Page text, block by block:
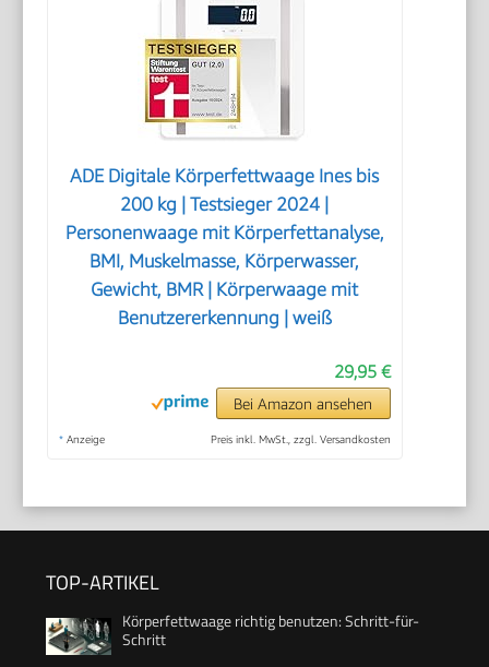
ADE Digitale Körperfettwaage Ines bis
200 kg | Testsieger 2024 |
Personenwaage mit Körperfettanalyse,
BMI, Muskelmasse, Körperwasser,
Gewicht, BMR | Körperwaage mit
Benutzererkennung | weiß
29,95 €
Bei Amazon ansehen
* Anzeige Preis inkl. MwSt., zzgl. Versandkosten
TOP-ARTIKEL
Körperfettwaage richtig benutzen: Schritt-für-
Schritt